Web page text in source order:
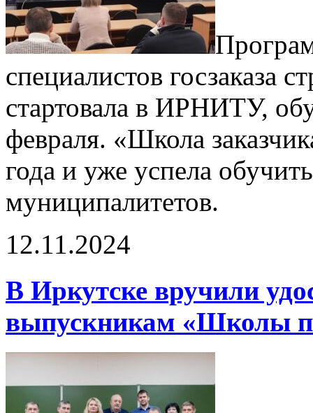
специалистов госзаказа
стартовала в ИРНИТУ,
февраля. «Школа
года и уже успела
муниципалитетов.
12.11.2024
В Иркутске вручили
выпускникам «Школы